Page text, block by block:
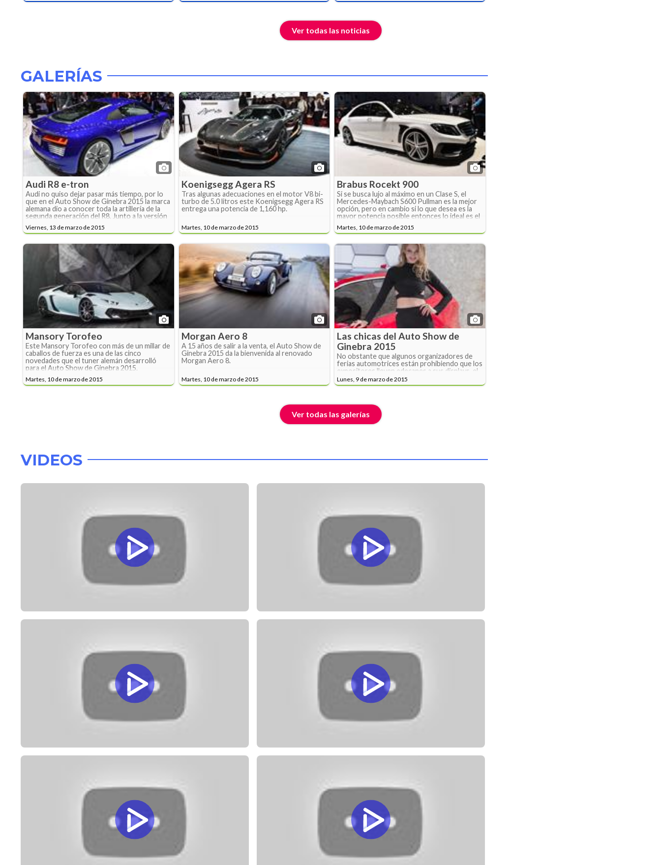
Ver todas las noticias
GALERÍAS
Audi R8 e-tron
Audi no quiso dejar pasar más tiempo, por lo
que en el Auto Show de Ginebra 2015 la marca
alemana dio a conocer toda la artillería de la
segunda generación del R8. Junto a la versión
de serie hizo su debut la variante de carreras,
el R8 LMS, y la eléctrica llamada R8 e-tron.
Viernes, 13 de marzo de 2015
Koenigsegg Agera RS
Tras algunas adecuaciones en el motor V8 bi-
turbo de 5.0 litros este Koenigsegg Agera RS
entrega una potencia de 1,160 hp.
Martes, 10 de marzo de 2015
Brabus Rocekt 900
Si se busca lujo al máximo en un Clase S, el
Mercedes-Maybach S600 Pullman es la mejor
opción, pero en cambio si lo que desea es la
mayor potencia posible entonces lo ideal es el
Brabus Rocekt 900, que también tuvo como
vitrina el Auto Show de Ginebra 2015.
Martes, 10 de marzo de 2015
Mansory Torofeo
Este Mansory Torofeo con más de un millar de
caballos de fuerza es una de las cinco
novedades que el tuner alemán desarrolló
para el Auto Show de Ginebra 2015.
Martes, 10 de marzo de 2015
Morgan Aero 8
A 15 años de salir a la venta, el Auto Show de
Ginebra 2015 da la bienvenida al renovado
Morgan Aero 8.
Martes, 10 de marzo de 2015
Las chicas del Auto Show de
Ginebra 2015
No obstante que algunos organizadores de
ferias automotrices están prohibiendo que los
expositores lleven edecanes a sus displays, el
Auto Show de Ginebra se niega a dejar morir
esta bella tradición.
Lunes, 9 de marzo de 2015
Ver todas las galerías
VIDEOS